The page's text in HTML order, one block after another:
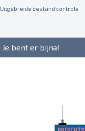
Uitgebreide bestand controle
Je bent er bijna!